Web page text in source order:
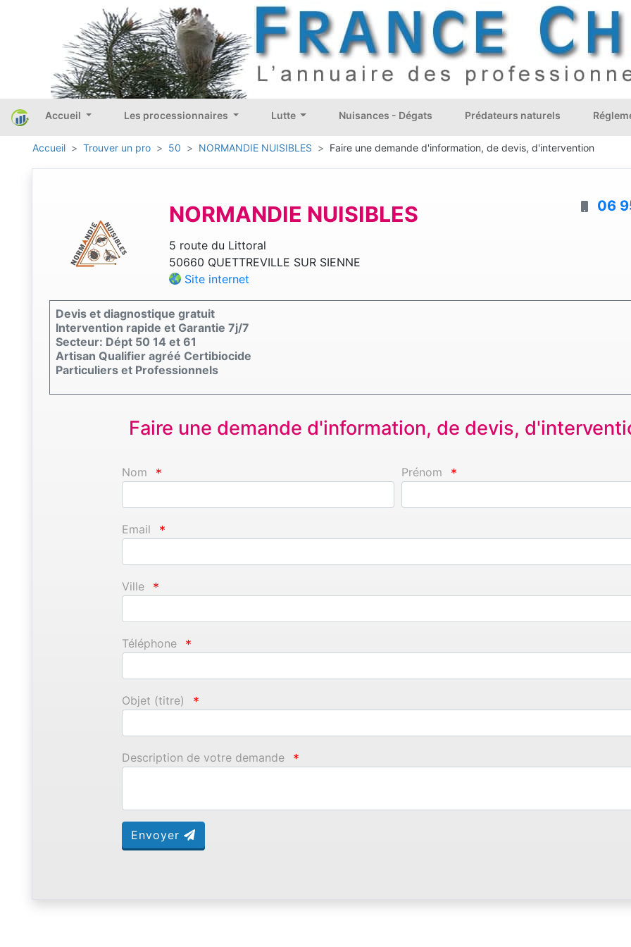
Accueil Les processionnaires Lutte Nuisances - Dégats Prédateurs naturels
Accueil Trouver un pro 50 NORMANDIE NUISIBLES Faire une demande d'information, de devis, d'intervention
NORMANDIE NUISIBLES
5 route du Littoral
50660 QUETTREVILLE SUR SIENNE
Site internet
06
Devis et diagnostique gratuit
Intervention rapide et Garantie 7j/7
Secteur: Dépt 50 14 et 61
Artisan Qualifier agréé Certibiocide
Particuliers et Professionnels
Faire une demande d'information, de devis,
Nom * Prénom *
Email *
Ville *
Téléphone *
Objet (titre) *
Description de votre demande *
Envoyer